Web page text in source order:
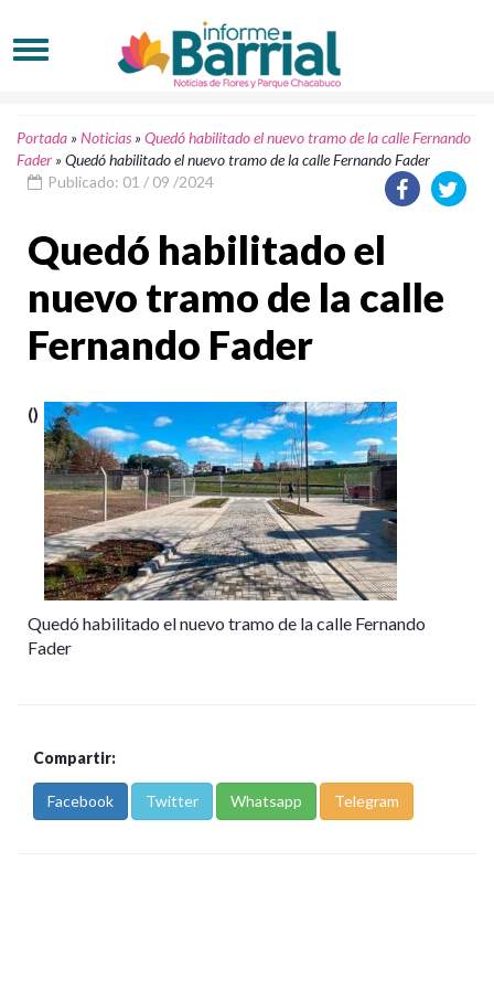
Portada »Noticias »Quedó habilitado el nuevo tramo de la calle Fernando
Fader »Quedó habilitado el nuevo tramo de la calle Fernando Fader
Publicado: 01 / 09 /2024
Quedó habilitado el
nuevo tramo de la calle
Fernando Fader
()
Quedó habilitado el nuevo tramo de la calle Fernando
Fader
Compartir:
Facebook Twitter Whatsapp Telegram